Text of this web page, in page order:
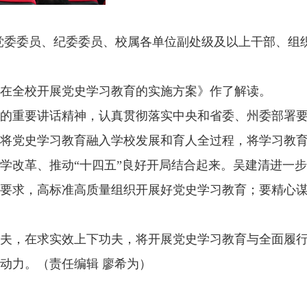
委员、纪委委员、校属各单位副处级及以上干部、组
校开展党史学习教育的实施方案》作了解读。
重要讲话精神，认真贯彻落实中央和省委、州委部署
党史学习教育融入学校发展和育人全过程，将学习教
革、推动“十四五”良好开局结合起来。吴建清进一
求，高标准高质量组织开展好党史学习教育；要精心
，在求实效上下功夫，将开展党史学习教育与全面履
力。（责任编辑 廖希为）